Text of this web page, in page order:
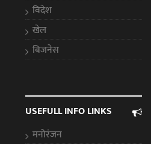
विदेश
खेल
बिजनेस
USEFULL INFO LINKS
मनोरंजन